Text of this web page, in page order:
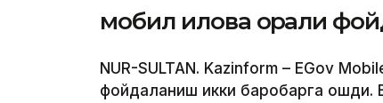
мобил илова орқали
NUR-SULTAN. Kazinform – EGov
фойдаланиш икки баробарга ошди.